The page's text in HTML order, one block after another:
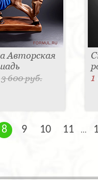
Авторская
3 600 руб.
8 9 10 11 ...